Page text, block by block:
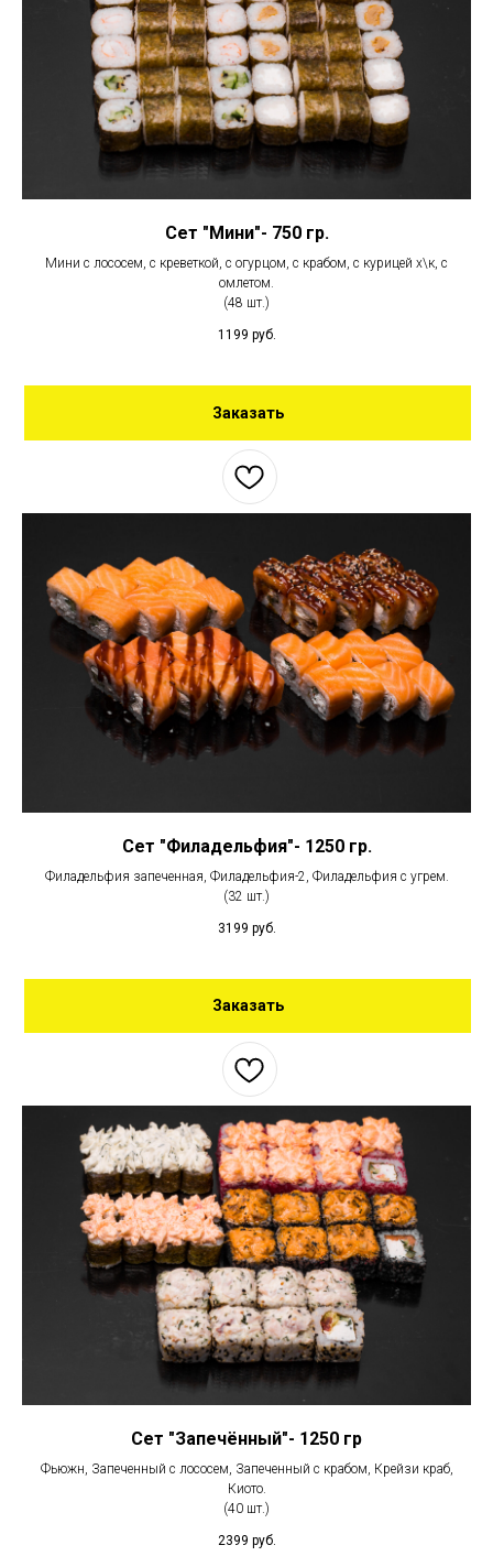
Сет "Мини"- 750 гр.
Мини с лососем, с креветкой, с огурцом, с крабом, с курицей х\к, с
омлетом.
(48 шт.)
1199 руб.
Заказать
Сет "Филадельфия"- 1250 гр.
Филадельфия запеченная, Филадельфия-2, Филадельфия с угрем.
(32 шт.)
3199 руб.
Заказать
Сет "Запечённый"- 1250 гр
Фьюжн, Запеченный с лососем, Запеченный с крабом, Крейзи краб,
Киото.
(40 шт.)
2399 руб.